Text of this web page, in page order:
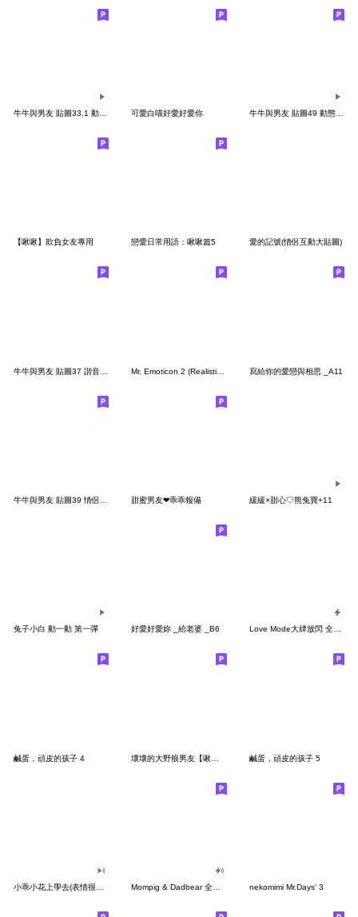
可愛白喵好愛好愛你 牛牛與男友 貼圖49 動態貼圖滿滿愛心篇
【啾啾】欺負女友專用 戀愛日常用語：啾啾篇5 愛的記號(情侶互動大貼圖)
寫給你的愛戀與相思 _A11
甜蜜男友❤乖乖報備 緩緩×甜心♡熊兔寶+11
兔子小白 動一動 第一彈 好愛好愛妳 _給老婆 _B6 Love Mode大肆放閃 全螢幕貼圖
鹹蛋，頑皮的孩子 4 鹹蛋，頑皮的孩子 5
nekomimi Mr.Days' 3